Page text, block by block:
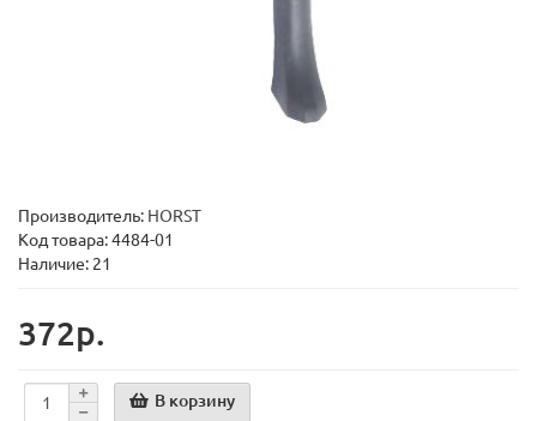
Производитель: HORST
Код товара:4484-01
Наличие: 21
372р.
В корзину